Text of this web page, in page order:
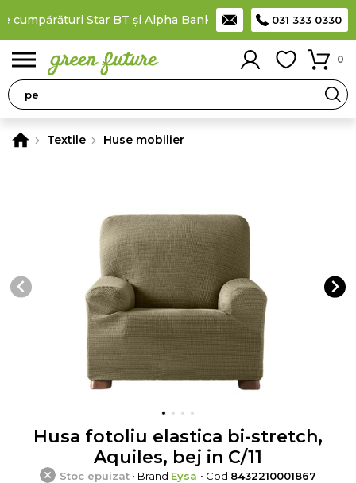
Star BT și Alpha Bank Plătești în rateprin
031 333 0330
0
Textile Huse mobilier
Husa fotoliu elastica bi-stretch,
Aquiles, bej in C/11
Stoc epuizat• Brand Eysa • Cod 8432210001867